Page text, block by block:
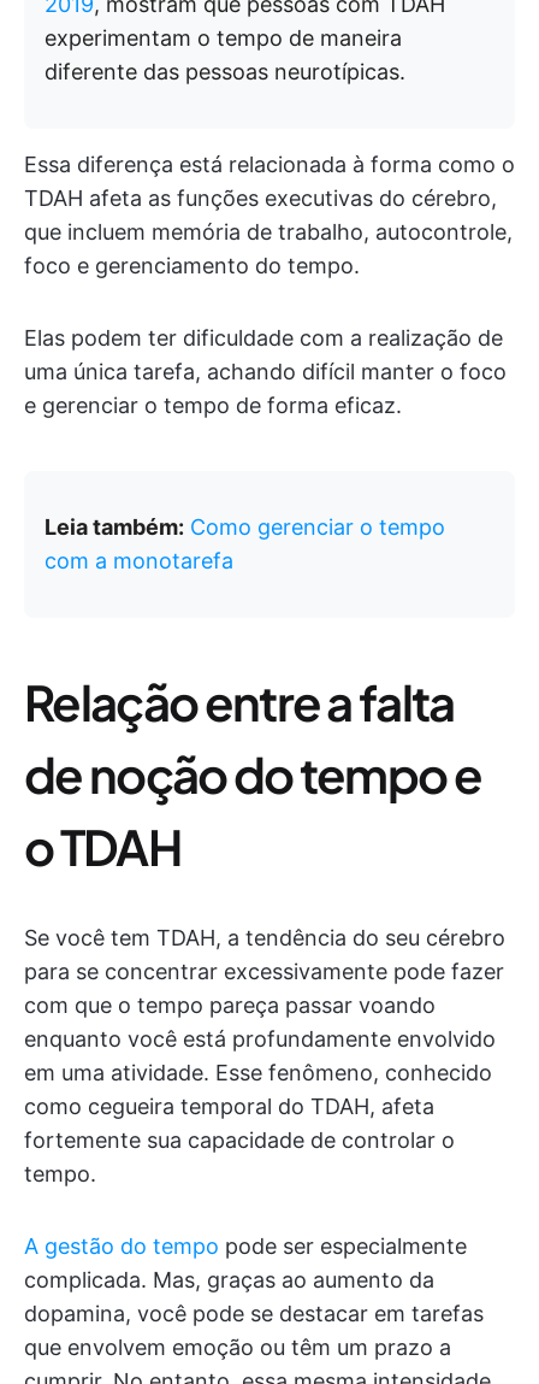
experimentam o tempo de maneira
diferente das pessoas neurotípicas.
Essa diferença está relacionada à forma como o
TDAH afeta as funções executivas do cérebro,
que incluem memória de trabalho, autocontrole,
foco e gerenciamento do tempo.
Elas podem ter dificuldade com a realização de
uma única tarefa, achando difícil manter o foco
e gerenciar o tempo de forma eficaz.
Leia também: Como gerenciar o tempo
com a monotarefa
Relação entre a falta
de noção do tempo e
o TDAH
Se você tem TDAH, a tendência do seu cérebro
para se concentrar excessivamente pode fazer
com que o tempo pareça passar voando
enquanto você está profundamente envolvido
em uma atividade. Esse fenômeno, conhecido
como cegueira temporal do TDAH, afeta
fortemente sua capacidade de controlar o
tempo.
A gestão do tempo pode ser especialmente
complicada. Mas, graças ao aumento da
dopamina, você pode se destacar em tarefas
que envolvem emoção ou têm um prazo a